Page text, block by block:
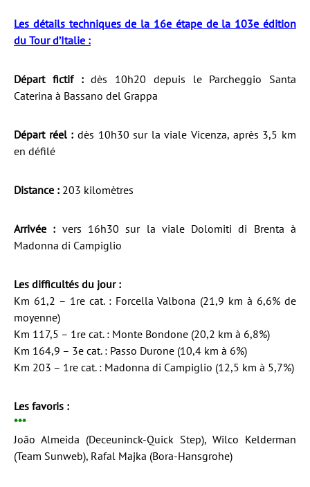
Les détails techniques de la 16e étape de la 103e édition
du Tour d’Italie :
Départ fictif :dès 10h20 depuis le Parcheggio Santa
Caterina à Bassano del Grappa
Départ réel : dès 10h30 sur la viale Vicenza, après 3,5 km
en défilé
Distance : 203 kilomètres
Arrivée : vers 16h30 sur la viale Dolomiti di Brenta à
Madonna di Campiglio
Les difficultés du jour :
Km 61,2 – 1re cat. : Forcella Valbona (21,9 km à 6,6% de
moyenne)
Km 117,5 – 1re cat. : Monte Bondone (20,2 km à 6,8%)
Km 164,9 – 3e cat. : Passo Durone (10,4 km à 6%)
Km 203 – 1re cat. : Madonna di Campiglio (12,5 km à 5,7%)
Les favoris :
***
João Almeida (Deceuninck-Quick Step), Wilco Kelderman
(Team Sunweb), Rafal Majka (Bora-Hansgrohe)